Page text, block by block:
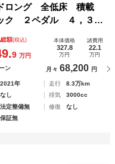
ロング 全低床 積載
ク ２ペダル ４，３６
ｅｔｏｏｔｈオーディ
０ 衝突軽減ブレーキ
額(税込)
9 万円
本体価格
327.8
万円
諸費用
22.1
万円
ン 月々 68,200 円
2021年 走行
8.3万km
なし 排気
3000cc
法定整備無 修復
なし
保証無